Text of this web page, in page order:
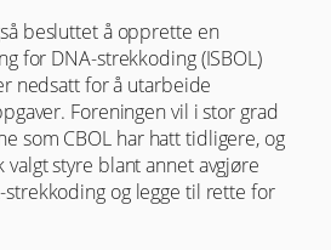
besluttet å opprette en
for DNA-strekkoding (ISBOL)
nedsatt for å utarbeide
Foreningen vil i stor grad
som CBOL har hatt tidligere, og
styre blant annet avgjøre
og legge til rette for